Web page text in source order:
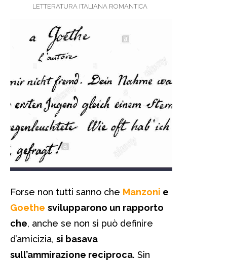
LETTERATURA ITALIANA ROMANTICA
Forse non tutti sanno che Manzoni e
Goethe svilupparono un rapporto
che, anche se non si può definire
d’amicizia, si basava
sull’ammirazione reciproca. Sin